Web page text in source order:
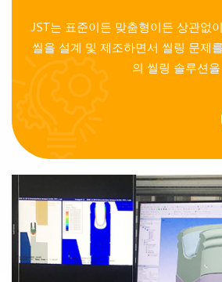
JST는 표준이든 맞춤형이든 상관없
씰을 설계 및 제조하면서 씰링 문제
의 씰링 솔루션